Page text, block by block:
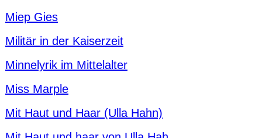
Miep Gies
Militär in der Kaiserzeit
Minnelyrik im Mittelalter
Miss Marple
Mit Haut und Haar (Ulla Hahn)